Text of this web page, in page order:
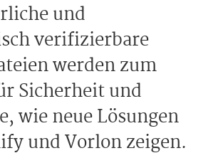
und
verifizierbare
werden zum
Sicherheit und
wie neue Lösungen
und Vorlon zeigen.